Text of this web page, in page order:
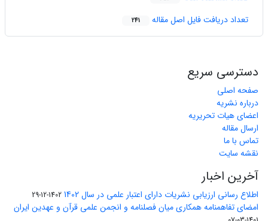
تعداد دریافت فایل اصل مقاله 241
دسترسی سریع
صفحه اصلی
درباره نشریه
اعضای هیات تحریریه
ارسال مقاله
تماس با ما
نقشه سایت
آخرین اخبار
اطلاع رسانی ارزیابی نشریات دارای اعتبار علمی در سال 1402 1402-12-29
امضای تفاهمنامه همکاری میان فصلنامه و انجمن علمی قرآن و عهدین ایران